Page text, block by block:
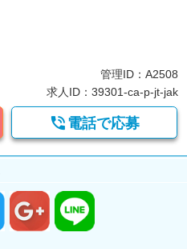
管理ID：A2508
求人ID：39301-ca-p-jt-jak
 電話で応募